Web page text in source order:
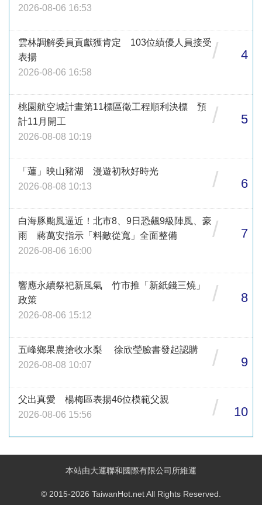
2026-08-06 16:53
雲林調解委員貢獻獲肯定 103位績優人員接受
表揚
2026-08-06 16:58
/ 4
桃園航空城計畫第11標區徵工程順利決標 預
計11月開工
2026-08-08 10:19
/ 5
「蓮」映山豬湖 漫遊初秋好時光
2026-08-08 10:13
/ 6
白海豚颱風逼近！北市8、9日恐飆9級陣風、豪
雨 蔣萬安指示「料敵從寬」全面整備
2026-08-06 16:00
/ 7
響應永續祭祀新風氣 竹市推「新紙錢三燒」
政策
2026-08-06 15:12
/ 8
五峰鄉果農搶收水梨 徐欣瑩臉書發起認購
2026-08-08 10:07
/ 9
父出真愛 楊梅區表揚46位模範父親
2026-08-06 15:56
/ 10
本站由大運聯和國際有限公司所維運
© 2015-2026 TaiwanHot.net All Rights Reserved.